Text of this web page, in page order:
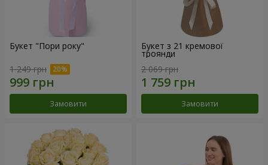
Букет "Пори року"
1 249 грн
Замовити
Букет з 21 кремової
троянди
2 069 грн
Замовити